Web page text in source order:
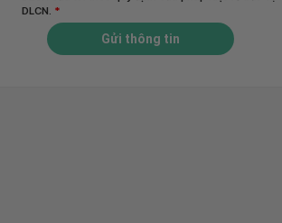
DLCN. *
Gửi thông tin